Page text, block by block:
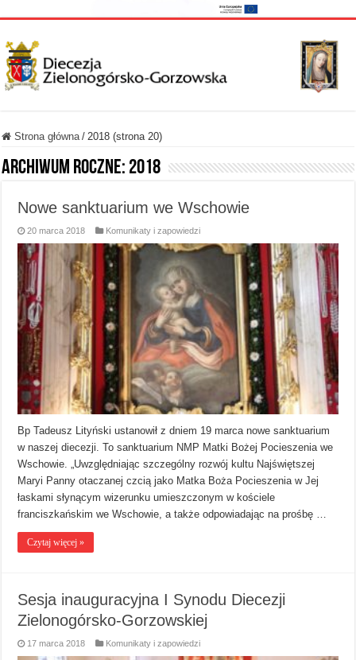
Strona główna / 2018 (strona 20)
Archiwum roczne: 2018
Nowe sanktuarium we Wschowie
20 marca 2018 Komunikaty i zapowiedzi
Bp Tadeusz Lityński ustanowił z dniem 19 marca nowe sanktuarium
w naszej diecezji. To sanktuarium NMP Matki Bożej Pocieszenia we
Wschowie. „Uwzględniając szczególny rozwój kultu Najświętszej
Maryi Panny otaczanej czcią jako Matka Boża Pocieszenia w Jej
łaskami słynącym wizerunku umieszczonym w kościele
franciszkańskim we Wschowie, a także odpowiadając na prośbę …
Czytaj więcej »
Sesja inauguracyjna I Synodu Diecezji
Zielonogórsko-Gorzowskiej
17 marca 2018 Komunikaty i zapowiedzi